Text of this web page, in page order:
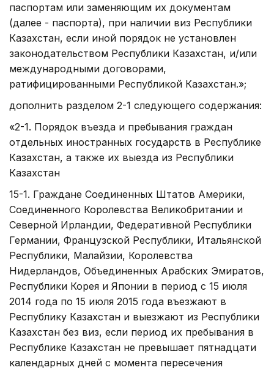
паспортам или заменяющим их документам
(далее - паспорта), при наличии виз Республики
Казахстан, если иной порядок не установлен
законодательством Республики Казахстан, и/или
международными договорами,
ратифицированными Республикой Казахстан.»;
дополнить разделом 2-1 следующего содержания:
«2-1. Порядок въезда и пребывания граждан
отдельных иностранных государств в Республике
Казахстан, а также их выезда из Республики
Казахстан
15-1. Граждане Соединенных Штатов Америки,
Соединенного Королевства Великобритании и
Северной Ирландии, Федеративной Республики
Германии, Французской Республики, Итальянской
Республики, Малайзии, Королевства
Нидерландов, Объединенных Арабских Эмиратов,
Республики Корея и Японии в период с 15 июля
2014 года по 15 июля 2015 года въезжают в
Республику Казахстан и выезжают из Республики
Казахстан без виз, если период их пребывания в
Республике Казахстан не превышает пятнадцати
календарных дней с момента пересечения